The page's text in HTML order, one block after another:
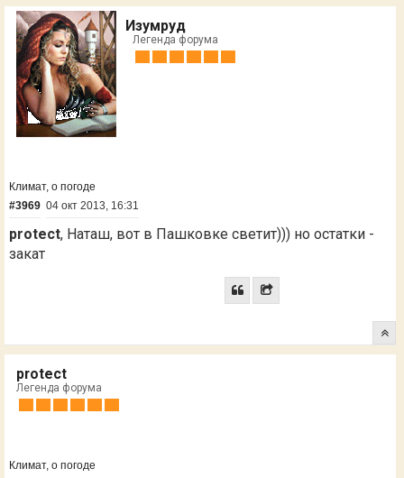
Изумруд
Легенда форума
Климат, о погоде
#3969 04 окт 2013, 16:31
protect, Наташ, вот в Пашковке светит))) но остатки -
закат
protect
Легенда форума
Климат, о погоде